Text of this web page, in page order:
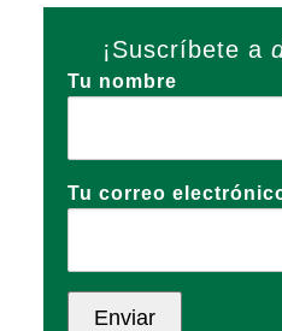
¡Suscríbete a
Tu nombre
Tu correo